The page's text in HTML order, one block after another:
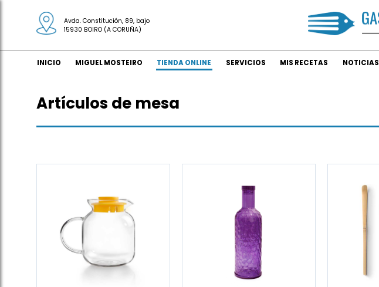
Avda. Constitución, 89, bajo
15930 BOIRO (A CORUÑA)
INICIO MIGUEL MOSTEIRO TIENDA ONLINE SERVICIOS MIS RECETAS NOTICIAS
Artículos de mesa